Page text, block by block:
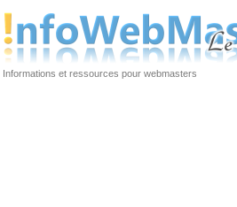
Informations et ressources pour webmasters